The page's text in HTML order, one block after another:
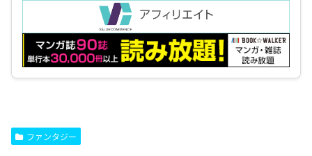
ファンタジー